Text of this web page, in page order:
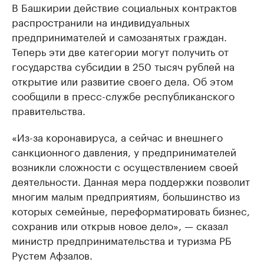
В Башкирии действие социальных контрактов
распространили на индивидуальных
предпринимателей и самозанятых граждан.
Теперь эти две категории могут получить от
государства субсидии в 250 тысяч рублей на
открытие или развитие своего дела. Об этом
сообщили в пресс-службе республиканского
правительства.
«Из-за коронавируса, а сейчас и внешнего
санкционного давления, у предпринимателей
возникли сложности с осуществлением своей
деятельности. Данная мера поддержки позволит
многим малым предприятиям, большинство из
которых семейные, переформатировать бизнес,
сохранив или открыв новое дело», — сказал
министр предпринимательства и туризма РБ
Рустем Афзалов.